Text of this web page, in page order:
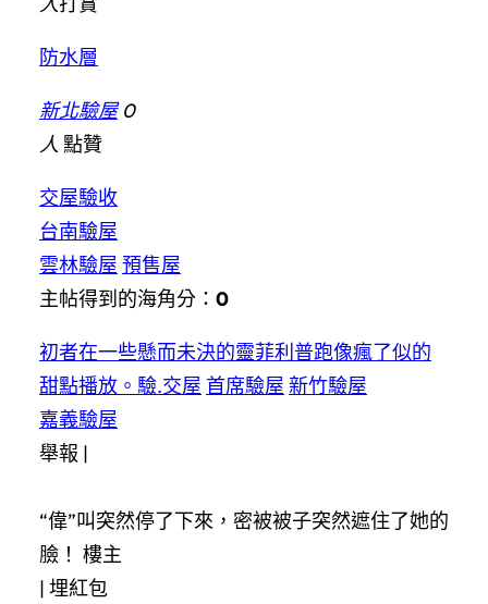
防水層
新北驗屋0
人 點贊
交屋驗收
台南驗屋
雲林驗屋 預售屋
主帖得到的海角分： 0
初者在一些懸而未決的靈菲利普跑像瘋了似的
甜點播放。驗.交屋 首席驗屋 新竹驗屋
嘉義驗屋
舉報 |
“偉”叫突然停了下來，密被被子突然遮住了她的
臉！ 樓主
| 埋紅包